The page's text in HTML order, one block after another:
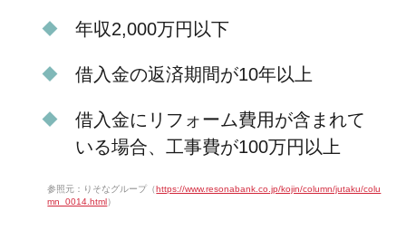
年収2,000万円以下
借入金の返済期間が10年以上
借入金にリフォーム費用が含まれて
いる場合、工事費が100万円以上
参照元：りそなグループ（https://www.resonabank.co.jp/kojin/column/jutaku/colu
mn_0014.html）